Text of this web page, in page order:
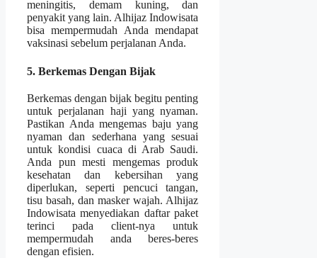
meningitis, demam kuning, dan
penyakit yang lain. Alhijaz Indowisata
bisa mempermudah Anda mendapat
vaksinasi sebelum perjalanan Anda.
5. Berkemas Dengan Bijak
Berkemas dengan bijak begitu penting
untuk perjalanan haji yang nyaman.
Pastikan Anda mengemas baju yang
nyaman dan sederhana yang sesuai
untuk kondisi cuaca di Arab Saudi.
Anda pun mesti mengemas produk
kesehatan dan kebersihan yang
diperlukan, seperti pencuci tangan,
tisu basah, dan masker wajah. Alhijaz
Indowisata menyediakan daftar paket
terinci pada client-nya untuk
mempermudah anda beres-beres
dengan efisien.